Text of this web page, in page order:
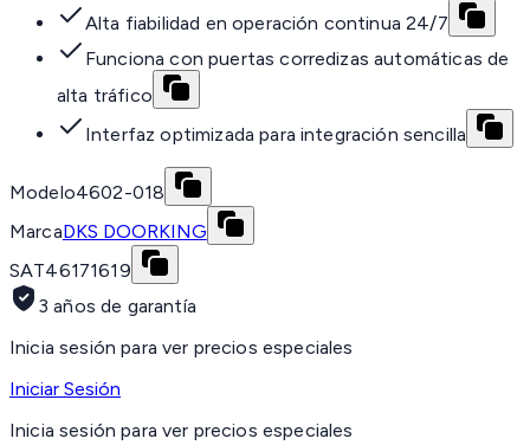
Alta fiabilidad en operación continua 24/7
Funciona con puertas corredizas automáticas de
alta tráfico
Interfaz optimizada para integración sencilla
Modelo4602-018
MarcaDKS DOORKING
SAT46171619
3 años de garantía
Inicia sesión para ver precios especiales
Iniciar Sesión
Inicia sesión para ver precios especiales